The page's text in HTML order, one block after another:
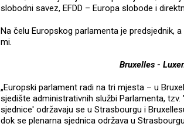
slobodni savez, EFDD – Europa slobode i
Na čelu Europskog parlamenta je predsjednik,
mi.
Bruxelles -
„Europski parlament radi na tri mjesta – u
sjedište administrativnih službi Parlamenta,
sjednice' održavaju se u Strasbourgu i
dok se plenarna sjednica održava u